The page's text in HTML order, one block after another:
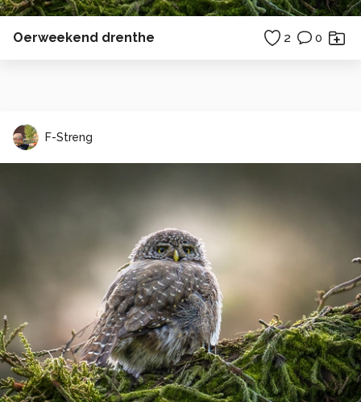
Oerweekend drenthe 2 0
F-Streng